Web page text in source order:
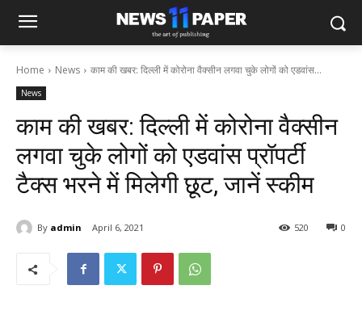
Home News काम की खबर: दिल्ली में कोरोना वैक्सीन लगवा चुके लोगों को एडवांस...
News
काम की खबर: दिल्ली में कोरोना वैक्सीन
लगवा चुके लोगों को एडवांस प्रॉपर्टी
टैक्स भरने में मिलेगी छूट, जानें स्कीम
By admin April 6, 2021 0
520